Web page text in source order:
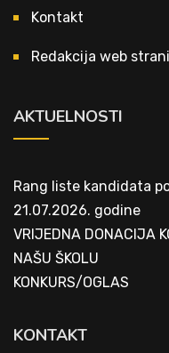
Kontakt
Redakcija web
AKTUELNOSTI
Rang liste kandidata
21.07.2026. godine
VRIJEDNA DONACIJA
NAŠU ŠKOLU
KONKURS/OGLAS
KONTAKT